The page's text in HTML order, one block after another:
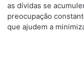
as dívidas se
preocupação
que ajudem a